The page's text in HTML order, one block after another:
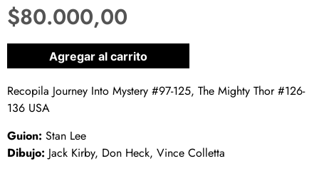
$80.000,00
1 disponibles
Agregar al carrito
Recopila Journey Into Mystery #97-125, The Mighty Thor #126-
136 USA
Guion: Stan Lee
Dibujo: Jack Kirby, Don Heck, Vince Colletta